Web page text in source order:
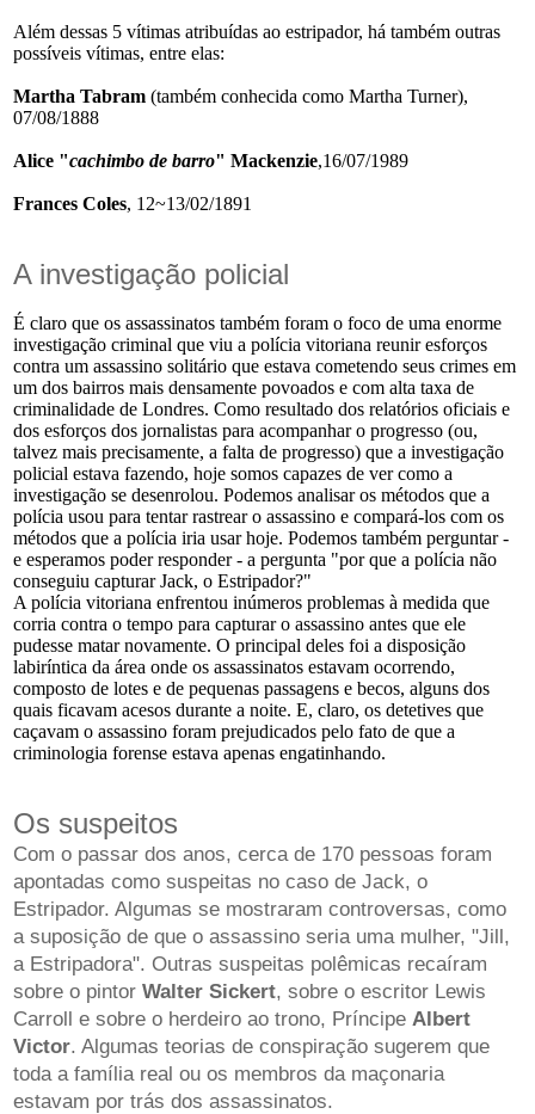
Além dessas 5 vítimas atribuídas ao estripador, há também outras
possíveis vítimas, entre elas:
Martha Tabram (também conhecida como Martha Turner),
07/08/1888
Alice "cachimbo de barro" Mackenzie,16/07/1989
Frances Coles, 12~13/02/1891
A investigação policial
É claro que os assassinatos também foram o foco de uma enorme
investigação criminal que viu a polícia vitoriana reunir esforços
contra um assassino solitário que estava cometendo seus crimes em
um dos bairros mais densamente povoados e com alta taxa de
criminalidade de Londres. Como resultado dos relatórios oficiais e
dos esforços dos jornalistas para acompanhar o progresso (ou,
talvez mais precisamente, a falta de progresso) que a investigação
policial estava fazendo, hoje somos capazes de ver como a
investigação se desenrolou. Podemos analisar os métodos que a
polícia usou para tentar rastrear o assassino e compará-los com os
métodos que a polícia iria usar hoje. Podemos também perguntar -
e esperamos poder responder - a pergunta "por que a polícia não
conseguiu capturar Jack, o Estripador?"
A polícia vitoriana enfrentou inúmeros problemas à medida que
corria contra o tempo para capturar o assassino antes que ele
pudesse matar novamente. O principal deles foi a disposição
labiríntica da área onde os assassinatos estavam ocorrendo,
composto de lotes e de pequenas passagens e becos, alguns dos
quais ficavam acesos durante a noite. E, claro, os detetives que
caçavam o assassino foram prejudicados pelo fato de que a
criminologia forense estava apenas engatinhando.
Os suspeitos
Com o passar dos anos, cerca de 170 pessoas foram
apontadas como suspeitas no caso de Jack, o
Estripador. Algumas se mostraram controversas, como
a suposição de que o assassino seria uma mulher, "Jill,
a Estripadora". Outras suspeitas polêmicas recaíram
sobre o pintor Walter Sickert, sobre o escritor Lewis
Carroll e sobre o herdeiro ao trono, Príncipe Albert
Victor. Algumas teorias de conspiração sugerem que
toda a família real ou os membros da maçonaria
estavam por trás dos assassinatos.